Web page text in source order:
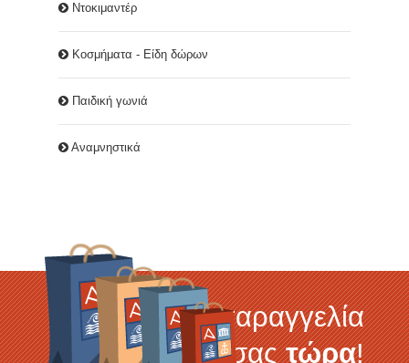
Ντοκιμαντέρ
Κοσμήματα - Είδη δώρων
Παιδική γωνιά
Αναμνηστικά
Κάντε την παραγγελία
σαςτώρα!